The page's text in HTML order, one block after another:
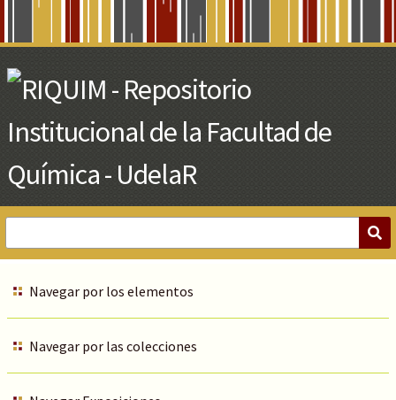
Main
Content
Navegar por los elementos
Navegar por las colecciones